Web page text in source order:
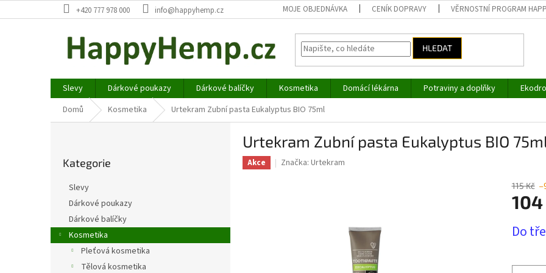
na
+420 777 978 000 info@happyhemp.cz MOJE OBJEDNÁVKA CENÍK DOPRAVY VĚRNOSTNÍ PROGRAM
HLEDAT
Slevy Dárkové poukazy Dárkové balíčky Kosmetika Domácí lékárna Potraviny a doplňky
Domů
Kosmetika Urtekram Zubní pasta Eukalyptus BIO 75ml
kategorie
Kategorie
Slevy
Dárkové poukazy
Dárkové balíčky
Kosmetika
Pleťová kosmetika
Tělová kosmetika
Urtekram Zubní pasta Eukalyptus BIO
Akce Značka: Urtekram
115 Kč
104
cena:
Do